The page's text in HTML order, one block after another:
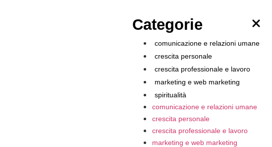
Categorie
comunicazione e relazioni umane
crescita personale
crescita professionale e lavoro
marketing e web marketing
spiritualità
comunicazione e relazioni umane
crescita personale
crescita professionale e lavoro
marketing e web marketing